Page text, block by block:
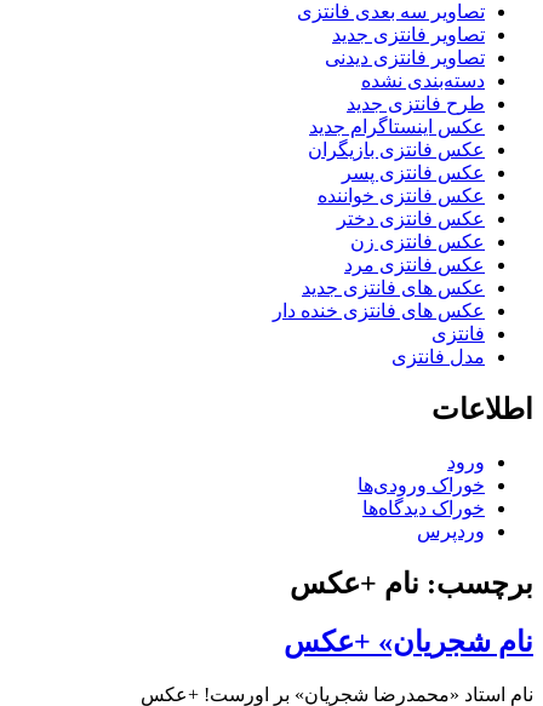
تصاویر سه بعدی فانتزی
تصاویر فانتزی جدید
تصاویر فانتزی دیدنی
دسته‌بندی نشده
طرح فانتزی جدید
عکس اینستاگرام جدید
عکس فانتزی بازیگران
عکس فانتزی پسر
عکس فانتزی خواننده
عکس فانتزی دختر
عکس فانتزی زن
عکس فانتزی مرد
عکس های فانتزی جدید
عکس های فانتزی خنده دار
فانتزی
مدل فانتزی
اطلاعات
ورود
خوراک ورودی‌ها
خوراک دیدگاه‌ها
وردپرس
برچسب: نام +عکس
نام شجریان» +عکس
نام استاد «محمدرضا شجریان» بر اورست! +عکس